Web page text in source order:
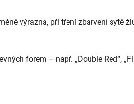
výrazná, při tření zbarvení sytě
forem – např. „Double Red“,